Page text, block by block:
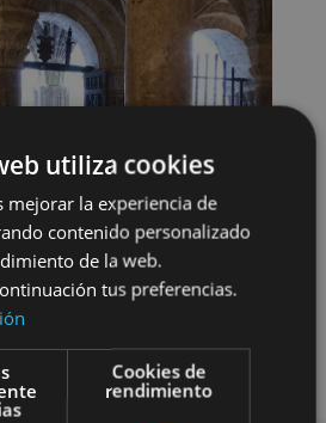
religiosa
Monasteries
utiliza cookies
mejorar la experiencia de
contenido personalizado
de la web.
tus preferencias.
Cookies de
rendimiento